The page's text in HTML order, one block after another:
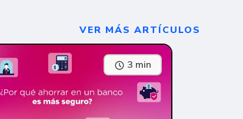
VER MÁS ARTÍCULOS
3 min